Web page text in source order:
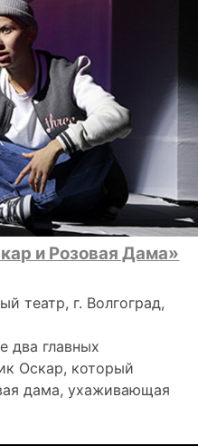
и Розовая Дама»
театр, г. Волгоград,
два главных
Оскар, который
дама, ухаживающая